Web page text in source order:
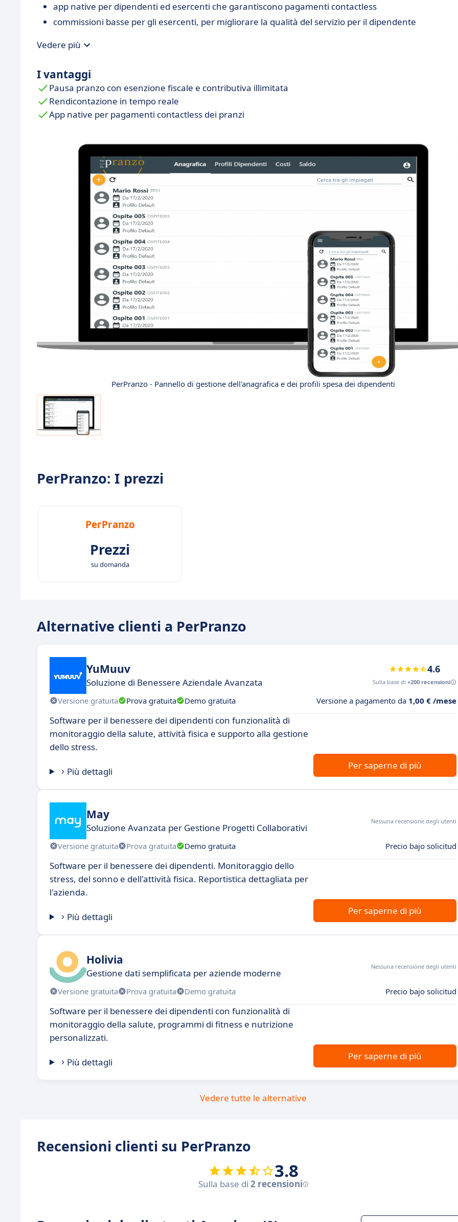
app native per dipendenti ed esercenti che garantiscono pagamenti contactless
commissioni basse per gli esercenti, per migliorare la qualità del servizio per il dipendente
Vedere più
I vantaggi
Pausa pranzo con esenzione fiscale e contributiva illimitata
Rendicontazione in tempo reale
App native per pagamenti contactless dei pranzi
PerPranzo - Pannello di gestione dell'anagrafica e dei profili spesa dei dipendenti
PerPranzo: I prezzi
PerPranzo
Prezzi
su domanda
Alternative clienti a PerPranzo
YuMuuv
Soluzione di Benessere Aziendale Avanzata
4.6
Sulla base di +200 recensioni
Versione gratuita Prova gratuita Demo gratuita Versione a pagamento da 1,00 € /mese
Software per il benessere dei dipendenti con funzionalità di
monitoraggio della salute, attività fisica e supporto alla gestione
dello stress.
Più dettagli
Per saperne di più
May
Soluzione Avanzata per Gestione Progetti Collaborativi
Nessuna recensione degli utenti
Versione gratuita Prova gratuita Demo gratuita Precio bajo solicitud
Software per il benessere dei dipendenti. Monitoraggio dello
stress, del sonno e dell'attività fisica. Reportistica dettagliata per
l'azienda.
Più dettagli
Per saperne di più
Holivia
Gestione dati semplificata per aziende moderne
Nessuna recensione degli utenti
Versione gratuita Prova gratuita Demo gratuita Precio bajo solicitud
Software per il benessere dei dipendenti con funzionalità di
monitoraggio della salute, programmi di fitness e nutrizione
personalizzati.
Più dettagli
Per saperne di più
Vedere tutte le alternative
Recensioni clienti su PerPranzo
3.8
Sulla base di 2 recensioni